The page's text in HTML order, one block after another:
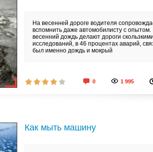
На весенней дороге водителя
вспомнить даже автомобилисту с
весенний дождь делают дороги
исследований, в 46 процентах аварий,
был именно дождь и мокрый
0 1 995
Как мыть машину